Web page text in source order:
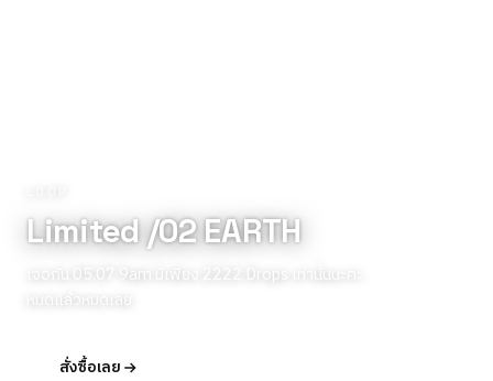
Limited /02 EARTH
เจอกัน 05.07 9am มีเพียง 2222 Drops เท่านั้นนะคะ
สั่งซื้อเลย